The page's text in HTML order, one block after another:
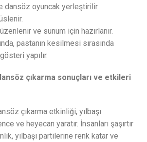
dansöz oyuncak yerleştirilir.
ve sunum için hazırlanır.
pastanın kesilmesi sırasında
yapılır.
çıkarma sonuçları ve etkileri
çıkarma etkinliği, yılbaşı
ve heyecan yaratır. İnsanları şaşırtır
yılbaşı partilerine renk katar ve